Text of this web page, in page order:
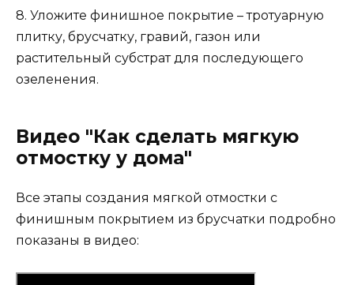
8. Уложите финишное покрытие – тротуарную
плитку, брусчатку, гравий, газон или
растительный субстрат для последующего
озеленения.
Видео "Как сделать мягкую
отмостку у дома"
Все этапы создания мягкой отмостки с
финишным покрытием из брусчатки подробно
показаны в видео: